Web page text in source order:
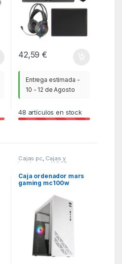
42,59€
Entrega estimada -
10 - 12 de Agosto
48 artículos en stock
Cajas pc, Cajas y
barebones MGSR
Caja ordenador mars
gaming mc100w
x usb 2.0 1 x 90mm